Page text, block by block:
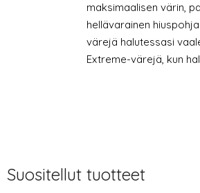
maksimaalisen värin,
hellävarainen
värejä halutessasi
Extreme-värejä, kun
Suositellut tuotteet